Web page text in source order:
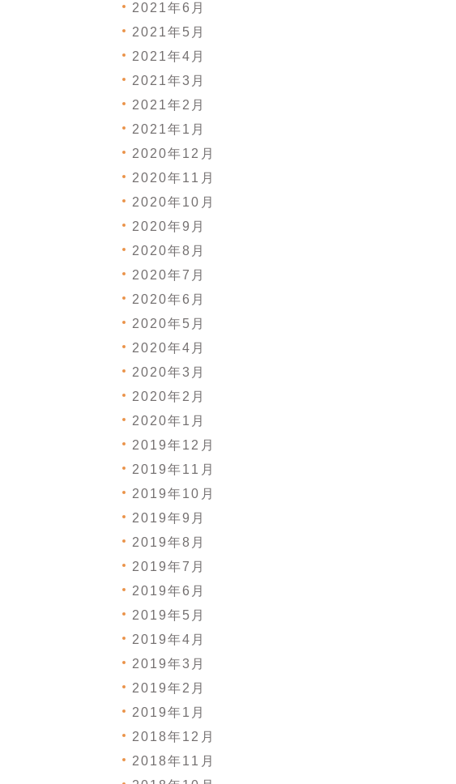
2021年6月
2021年5月
2021年4月
2021年3月
2021年2月
2021年1月
2020年12月
2020年11月
2020年10月
2020年9月
2020年8月
2020年7月
2020年6月
2020年5月
2020年4月
2020年3月
2020年2月
2020年1月
2019年12月
2019年11月
2019年10月
2019年9月
2019年8月
2019年7月
2019年6月
2019年5月
2019年4月
2019年3月
2019年2月
2019年1月
2018年12月
2018年11月